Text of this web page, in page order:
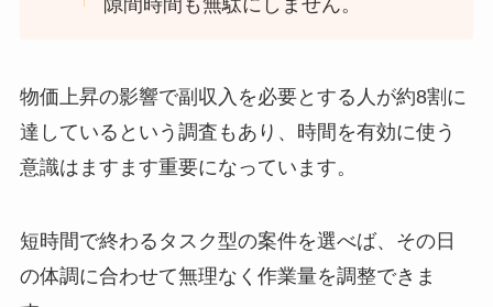
物価上昇の影響で副収入を必要とする人が約8割に
達しているという調査もあり、時間を有効に使う
意識はますます重要になっています。
短時間で終わるタスク型の案件を選べば、その日
の体調に合わせて無理なく作業量を調整できま